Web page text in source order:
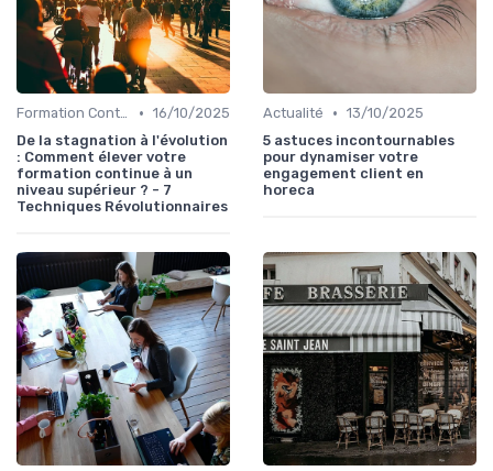
Formation Continue • 16/10/2025
De la stagnation à l'évolution
: Comment élever votre
formation continue à un
niveau supérieur ? - 7
Techniques Révolutionnaires
Actualité • 13/10/2025
5 astuces incontournables
pour dynamiser votre
engagement client en
horeca